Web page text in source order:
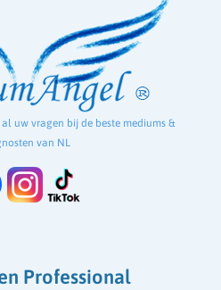
uw vragen bij de beste mediums &
van NL
Professional